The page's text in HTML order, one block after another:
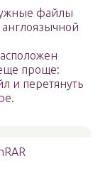
файлы
англоязычной
проще:
и перетянуть